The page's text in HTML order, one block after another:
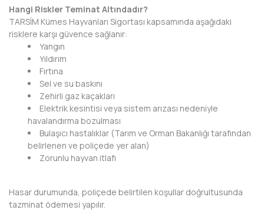
Hangi Riskler Teminat Altındadır?
TARSİM Kümes Hayvanları Sigortası kapsamında aşağıdaki
risklere karşı güvence sağlanır:
Yangın
Yıldırım
Fırtına
Sel ve su baskını
Zehirli gaz kaçakları
Elektrik kesintisi veya sistem arızası nedeniyle
havalandırma bozulması
Bulaşıcı hastalıklar (Tarım ve Orman Bakanlığı tarafından
belirlenen ve poliçede yer alan)
Zorunlu hayvan itlafı
Hasar durumunda, poliçede belirtilen koşullar doğrultusunda
tazminat ödemesi yapılır.